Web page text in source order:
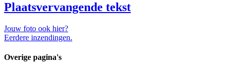
Plaatsvervangende tekst
Jouw foto ook hier?
Eerdere inzendingen.
Overige pagina's